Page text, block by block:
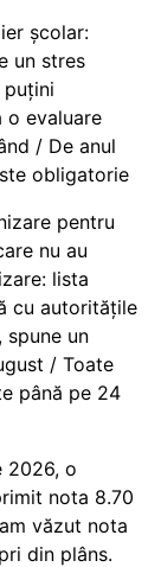
școlar:
un stres
puțini
o evaluare
/ De anul
obligatorie
pentru
nu au
lista
cu autoritățile
spune un
/ Toate
până pe 24
2026, o
nota 8.70
văzut nota
din plâns.